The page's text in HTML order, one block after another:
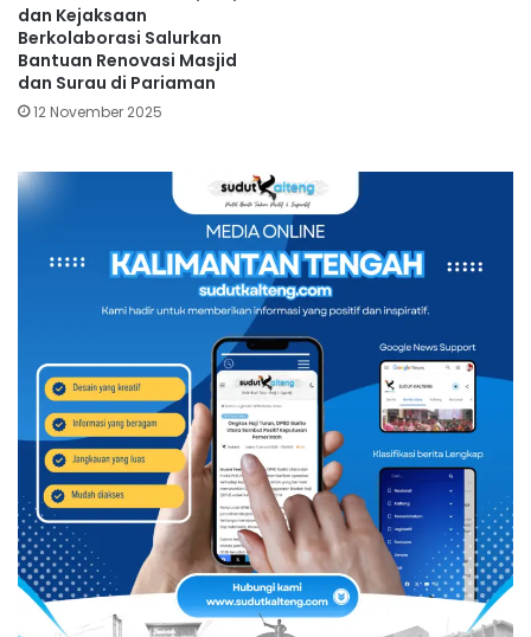
dan Kejaksaan
Berkolaborasi Salurkan
Bantuan Renovasi Masjid
dan Surau di Pariaman
12 November 2025